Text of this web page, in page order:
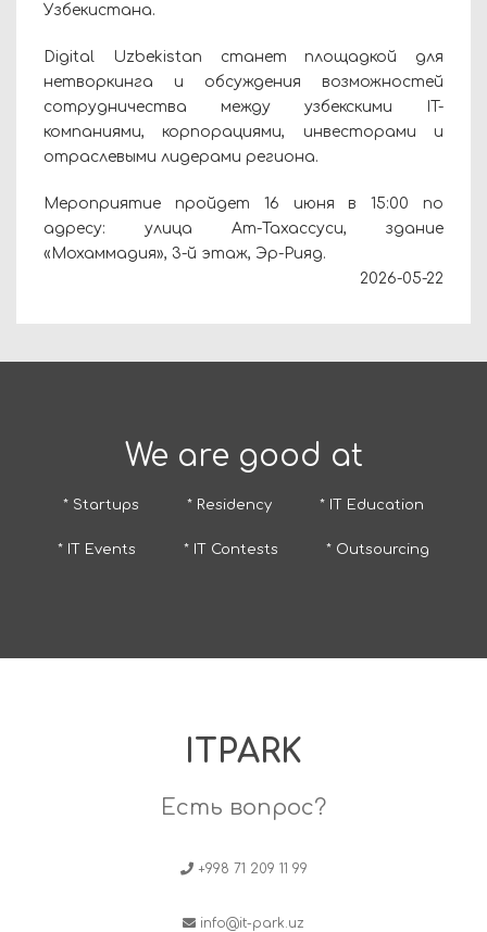
Узбекистана.
Digital Uzbekistan станет площадкой для
нетворкинга и обсуждения возможностей
сотрудничества между узбекскими IT-
компаниями, корпорациями, инвесторами и
отраслевыми лидерами региона.
Мероприятие пройдет 16 июня в 15:00 по
адресу: улица Ат-Тахассуси, здание
«Мохаммадия», 3-й этаж, Эр-Рияд.
2026-05-22
We are good at
* Startups * Residency * IT Education
* IT Events * IT Contests * Outsourcing
ITPARK
Есть вопрос?
+998 71 209 11 99
info@it-park.uz